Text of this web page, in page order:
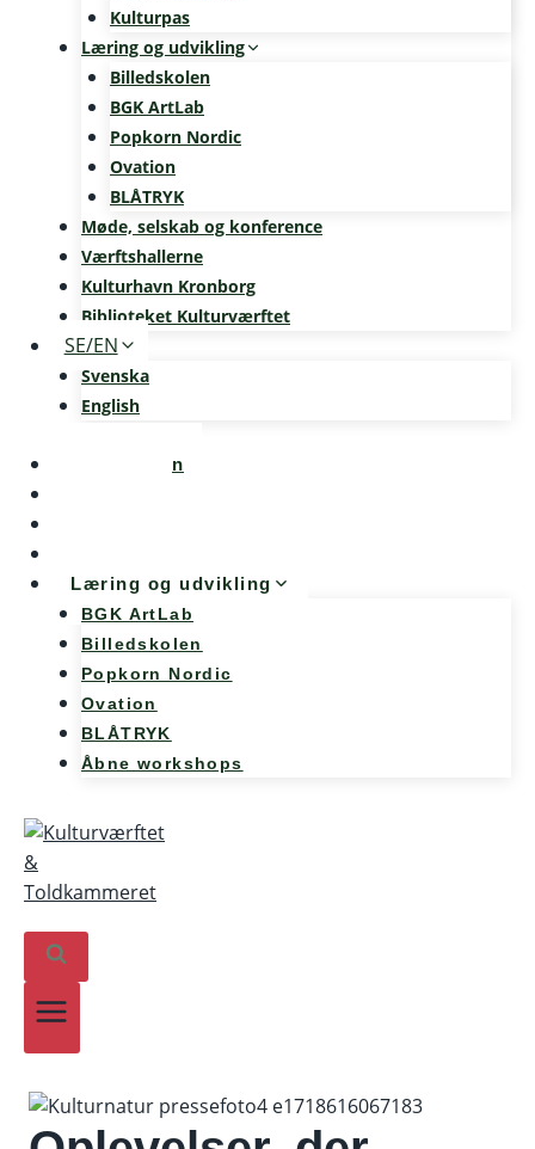
Kulturpas
Læring og udvikling
Billedskolen
BGK ArtLab
Popkorn Nordic
Ovation
BLÅTRYK
Møde, selskab og konference
Værftshallerne
Kulturhavn Kronborg
Biblioteket Kulturværftet
SE/EN
Svenska
English
Kalenderen
Læring og udvikling
BGK ArtLab
Billedskolen
Popkorn Nordic
Ovation
BLÅTRYK
Åbne workshops